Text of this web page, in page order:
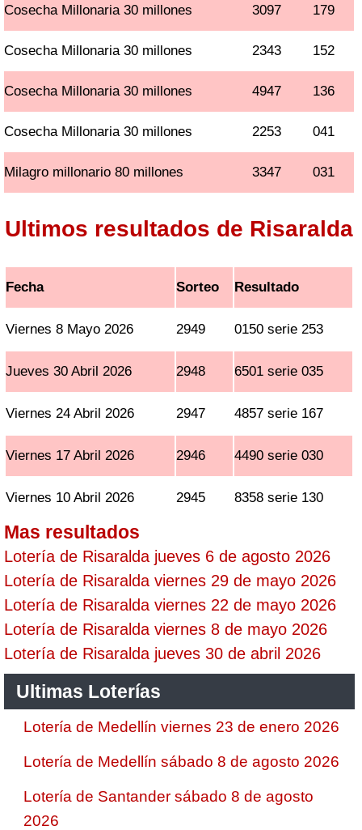
Cosecha Millonaria 30 millones 3097 179
Cosecha Millonaria 30 millones 2343 152
Cosecha Millonaria 30 millones 4947 136
Cosecha Millonaria 30 millones 2253 041
Milagro millonario 80 millones 3347 031
Ultimos resultados de Risaralda
Fecha Sorteo Resultado
Viernes 8 Mayo 2026 2949 0150 serie 253
Jueves 30 Abril 2026 2948 6501 serie 035
Viernes 24 Abril 2026 2947 4857 serie 167
Viernes 17 Abril 2026 2946 4490 serie 030
Viernes 10 Abril 2026 2945 8358 serie 130
Mas resultados
Lotería de Risaralda jueves 6 de agosto 2026
Lotería de Risaralda viernes 29 de mayo 2026
Lotería de Risaralda viernes 22 de mayo 2026
Lotería de Risaralda viernes 8 de mayo 2026
Lotería de Risaralda jueves 30 de abril 2026
Ultimas Loterías
Lotería de Medellín viernes 23 de enero 2026
Lotería de Medellín sábado 8 de agosto 2026
Lotería de Santander sábado 8 de agosto
2026